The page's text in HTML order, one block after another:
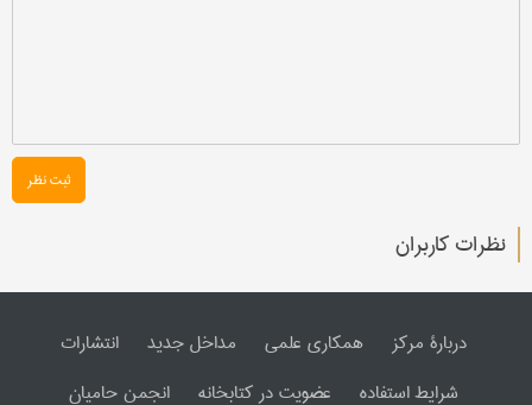
ثبت نظر
نظرات کاربران
دربارۀ مرکز همکاری علمی مداخل جدید
انتشارات
شرایط استفاده
عضویت در کتابخانه انجمن حامیان